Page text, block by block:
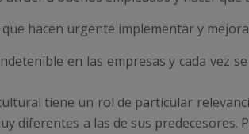
hacen urgente implementar y
en las empresas y cada vez
tiene un rol de particular
diferentes a las de sus